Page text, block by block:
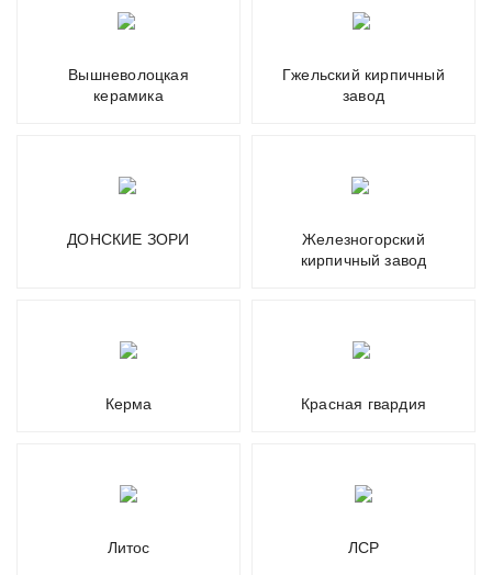
Вышневолоцкая
керамика
Гжельский кирпичный
завод
ДОНСКИЕ ЗОРИ
Железногорский
кирпичный завод
Керма Красная гвардия
Литос ЛСР